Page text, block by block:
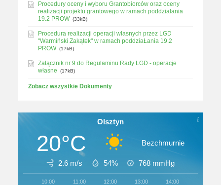
Procedury oceny i wyboru Grantobiorców oraz oceny
realizacji projektu grantowego w ramach poddziałania
19.2 PROW (33kB)
Procedura realizacji operacji własnych przez LGD
"Warmiński Zakątek" w ramach poddziaŁania 19.2
PROW (17kB)
Załącznik nr 9 do Regulaminu Rady LGD - operacje
własne
(17kB)
Zobacz wszystkie Dokumenty
Olsztyn
20°C Bezchmurnie
2.6 m/s 54% 768 mmHg
10:00 11:00 12:00 13:00 14:00